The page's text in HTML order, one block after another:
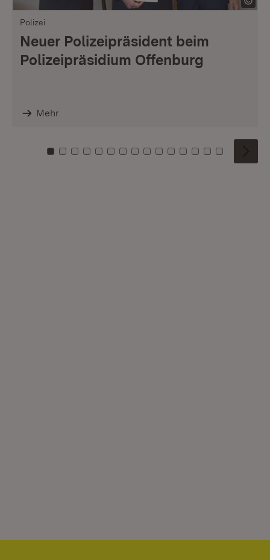
Polizei
Neuer Polizeipräsident beim
Polizeipräsidium Offenburg
Mehr
Zu Kachel: 0
Zu Kachel: 1
Zu Kachel: 2
Zu Kachel: 3
Zu Kachel: 4
Zu Kachel: 5
Zu Kachel: 6
Zu Kachel: 7
Zu Kachel: 8
Zu Kachel: 9
Zu Kachel: 10
Zu Kachel: 11
Zu Kachel: 12
Zu Kachel:
Zu